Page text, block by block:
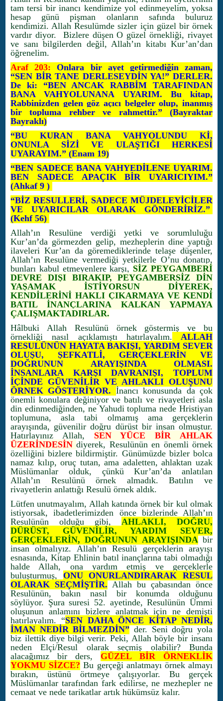
tam tersi bir inancı kendimize yol edinmeyelim, yoksa
hesap günü pişman olanların safında buluruz
kendimizi. Allah Resulümde sizler için güzel bir örnek
vardır diyor. Bizlere düşen O güzel örnekliği, rivayet
ve sanı bilgilerden değil, Allah’ın kitabı Kur’an’dan
öğrenelim.
Araf 203: Onlara bir ayet getirmediğin zaman,
“SEN BİR TANE DERLESEYDİN YA!” DERLER.
De ki: “BEN ANCAK RABBİM TARAFINDAN
BANA VAHYOLUNANA UYARIM. Bu kitap,
Rabbinizden gelen göz açıcı belgeler olup, inanmış
bir topluma rehber ve rahmettir.” (Bayraktar
Bayraklı)
“BU KURAN BANA VAHYOLUNDU Kİ,
ONUNLA SİZİ VE ULAŞTIĞI HERKESİ
UYARAYIM.” (Enam 19)
“BEN SADECE BANA VAHYEDİLENE UYARIM.
BEN SADECE APAÇIK BİR UYARICIYIM.”
(Ahkaf 9 )
“BİZ RESULLERİ, SADECE MÜJDELEYİCİLER
VE UYARICILAR OLARAK GÖNDERİRİZ.”
(Kehf 56)
Allah’ın Resulüne verdiği yetki ve sorumluluğu
Kur’an’da görmezden gelip, mezheplerin dine yaptığı
ilaveleri Kur’an da göremediklerinde telaşe düşenler,
Allah’ın Resulüne vermediği yetkilerle O’nu donatıp,
bunları kabul etmeyenlere karşı, SİZ PEYGAMBERİ
DEVRE DIŞI BIRAKIP, PEYGAMBERSİZ DİN
YAŞAMAK İSTİYORSUN DİYEREK,
KENDİLERİNİ HAKLI ÇIKARMAYA VE KENDİ
BATIL İNANÇLARINA KALKAN YAPMAYA
ÇALIŞMAKTADIRLAR.
Hâlbuki Allah Resulünü örnek göstermiş ve bu
örnekliği nasıl açıklamıştı hatırlayalım. ALLAH
RESULÜNÜN HAYATA BAKIŞI, YARDIM SEVER
OLUŞU, ŞEFKATLİ, GERÇEKLERİN VE
DOĞRUNUN ARAYIŞINDA OLMASI.
İNSANLARA KARŞI DAVRANIŞI, TOPLUM
İÇİNDE GÜVENİLİR VE AHLAKLI OLUŞUNU
ÖRNEK GÖSTERİYOR. İnancı konusunda da çok
önemli konulara değiniyor ve batılı ve rivayetleri asla
din edinmediğinden, ne Yahudi topluma nede Hristiyan
toplumuna, asla tabi olmamış ama gerçeklerin
arayışında, güvenilir doğru dürüst bir insan olmuştur.
Hatırlayınız Allah, SEN YÜCE BİR AHLAK
ÜZERİNDESİNdiyerek, Resulünün en önemli örnek
özelliğini bizlere bildirmiştir. Günümüzde bizler bolca
namaz kılıp, oruç tutan, ama adaletten, ahlaktan uzak
Müslümanlar olduk, çünkü Kur’an’da anlatılan
Allah’ın Resulünü örnek almadık. Batılın ve
rivayetlerin anlattığı Resulü örnek aldık.
Lütfen unutmayalım, Allah katında örnek bir kul olmak
istiyorsak, ibadetlerimizden önce bizlerinde Allah’ın
Resulünün olduğu gibi, AHLAKLI, DOĞRU,
DÜRÜST, GÜVENİLİR, YARDIM SEVER,
GERÇEKLERİN, DOĞRUNUN ARAYIŞINDAbir
insan olmalıyız. Allah’ın Resulü gerçeklerin arayışı
esnasında, Kitap Ehlinin batıl inançlarına tabi olmadığı
halde Allah, ona yardım etmiş ve gerçeklerle
buluşturmuş, ONU ONURLANDIRARAK RESUL
OLARAK SEÇMİŞTİR. Allah bu çabasından önce
Resulünün, bakın nasıl bir konumda olduğunu
söylüyor. Şura suresi 52. ayetinde, Resulünün Ümmi
oluşunun anlamını bizlere anlatmak için ne demişti
hatırlayalım. “SEN DAHA ÖNCE KİTAP NEDİR,
İMAN NEDİR BİLMEZDİN” der. Seni doğru yola
biz ilettik diye bilgi verir. Peki, Allah böyle bir insanı
neden Elçi/Resul olarak seçmiş olabilir? Bunda
alacağımız bir ders, GÜZEL BİR ÖRNEKLİK
YOKMU SİZCE? Bu gerçeği anlatmayı örnek almayı
bırakın, üstünü örtmeye çalışıyorlar. Bu gerçek
Müslümanlar tarafından fark edilirse, ne mezhepler ne
cemaat ve nede tarikatlar artık hükümsüz kalır.